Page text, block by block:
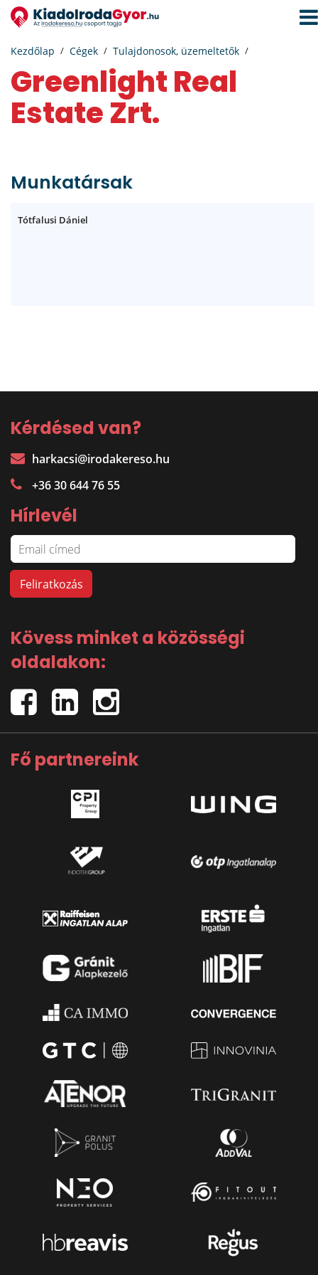
Kezdőlap Cégek Tulajdonosok, üzemeltetők
Greenlight Real
Estate Zrt.
Munkatársak
Tótfalusi Dániel
Kérdésed van?
harkacsi@irodakereso.hu
+36 30 644 76 55
Hírlevél
Kövess minket a közösségi
oldalakon:
Fő partnereink